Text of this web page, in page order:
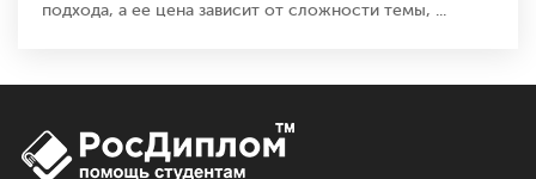
подхода, а ее цена зависит от сложности темы, ...